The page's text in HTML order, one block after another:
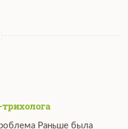
Раньше была